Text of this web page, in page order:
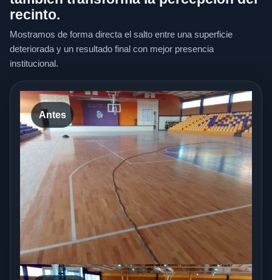
recinto.
Mostramos de forma directa el salto entre una superficie
deteriorada y un resultado final con mejor presencia
institucional.
Antes